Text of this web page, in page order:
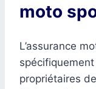
moto
L’assurance
propriétaires